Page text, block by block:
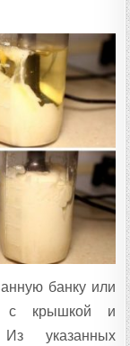
банку или
с крышкой и
указанных